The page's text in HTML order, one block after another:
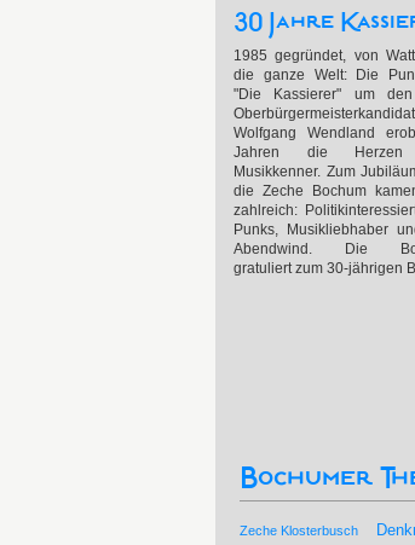
30 Jahre
1985 gegründet, von
die ganze Welt: Die
"Die Kassierer" um den
Wolfgang Wendland
Jahren die Herzen
Musikkenner. Zum
die Zeche Bochum
zahlreich:
Punks, Musikliebhaber
Abendwind. Die
gratuliert zum 30-jährigen
Bochumer
Zeche Klosterbusch